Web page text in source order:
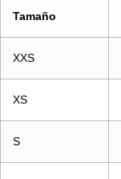
Tamaño
XXS
XS
S